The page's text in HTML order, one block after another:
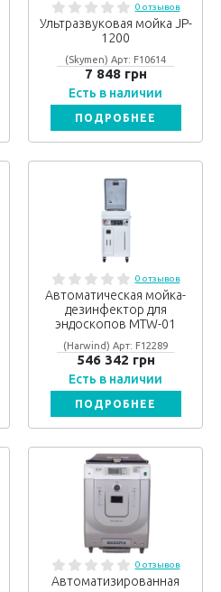
0 отзывов
Ультразвуковая мойка JP-
1200
(Skymen) Арт: F10614
7 848 грн
Есть в наличии
ПОДРОБНЕЕ
0 отзывов
Автоматическая мойка-
дезинфектор для
эндоскопов MTW-01
(Harwind) Арт: F12289
546 342 грн
Есть в наличии
ПОДРОБНЕЕ
0 отзывов
Автоматизированная